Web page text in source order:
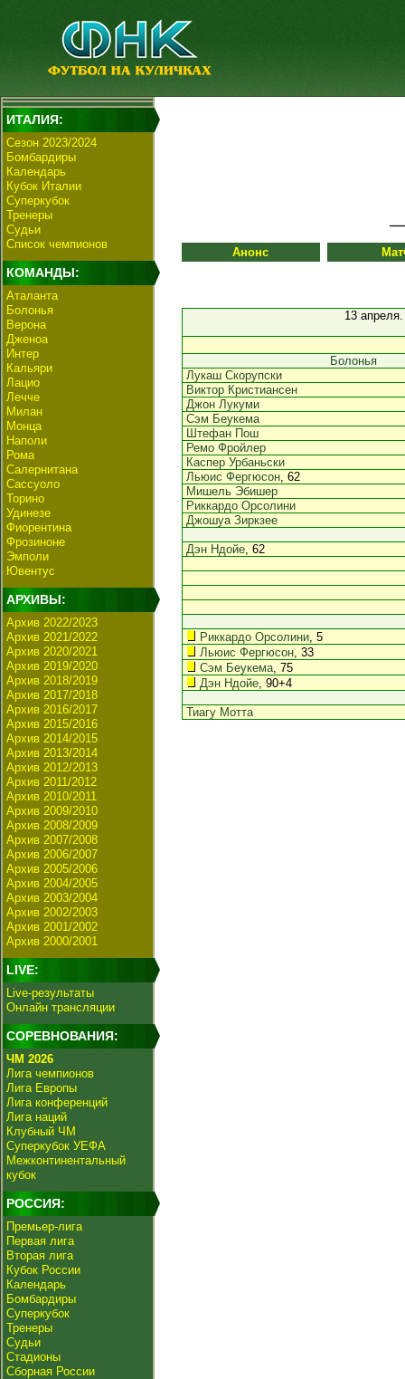
ИТАЛИЯ:
Сезон 2023/2024
Бомбардиры
Календарь
Кубок Италии
Суперкубок
Тренеры
Судьи
Список чемпионов
КОМАНДЫ:
Аталанта
Болонья
Верона
Дженоа
Интер
Кальяри
Лацио
Лечче
Милан
Монца
Наполи
Рома
Салернитана
Сассуоло
Торино
Удинезе
Фиорентина
Фрозиноне
Эмполи
Ювентус
АРХИВЫ:
Архив 2022/2023
Архив 2021/2022
Архив 2020/2021
Архив 2019/2020
Архив 2018/2019
Архив 2017/2018
Архив 2016/2017
Архив 2015/2016
Архив 2014/2015
Архив 2013/2014
Архив 2012/2013
Архив 2011/2012
Архив 2010/2011
Архив 2009/2010
Архив 2008/2009
Архив 2007/2008
Архив 2006/2007
Архив 2005/2006
Архив 2004/2005
Архив 2003/2004
Архив 2002/2003
Архив 2001/2002
Архив 2000/2001
LIVE:
Live-результаты
Онлайн трансляции
СОРЕВНОВАНИЯ:
ЧМ 2026
Лига чемпионов
Лига Европы
Лига конференций
Лига наций
Клубный ЧМ
Суперкубок УЕФА
Межконтинентальный
кубок
РОССИЯ:
Премьер-лига
Первая лига
Вторая лига
Кубок России
Календарь
Бомбардиры
Суперкубок
Тренеры
Судьи
Стадионы
Сборная России
Анонс
13
Болонья
Лукаш Скорупски
Виктор Кристиансен
Джон Лукуми
Сэм Беукема
Штефан Пош
Ремо Фройлер
Каспер Урбаньски
Льюис Фергюсон, 62
Мишель Эбишер
Риккардо Орсолини
Джошуа Зиркзее
Дэн Ндойе, 62
Риккардо Орсолини, 5
Льюис Фергюсон, 33
Сэм Беукема, 75
Дэн Ндойе, 90+4
Тиагу Мотта